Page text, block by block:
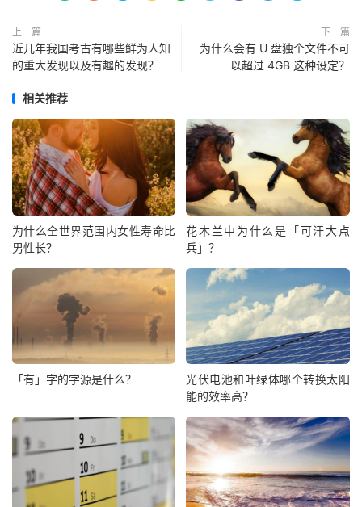
上一篇
近几年我国考古有哪些鲜为人知
的重大发现以及有趣的发现？
下一篇
为什么会有 U 盘独个文件不可
以超过 4GB 这种设定？
相关推荐
为什么全世界范围内女性寿命比
男性长？
花木兰中为什么是「可汗大点
兵」？
「有」字的字源是什么？
光伏电池和叶绿体哪个转换太阳
能的效率高？